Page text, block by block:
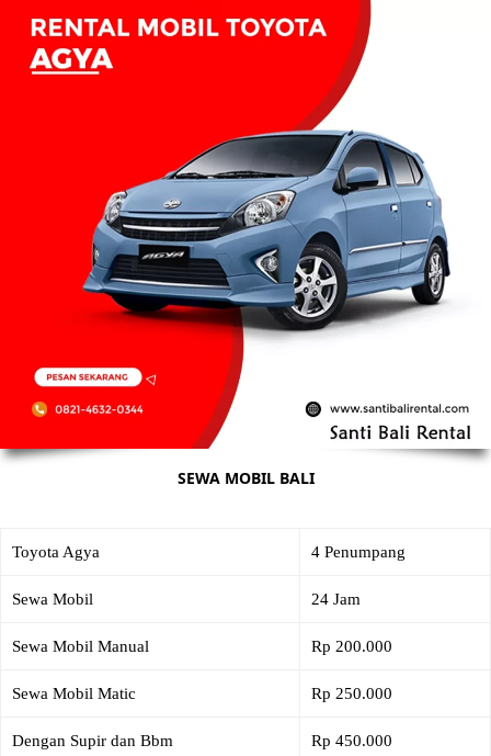
SEWA MOBIL BALI
Toyota Agya 4 Penumpang
Sewa Mobil 24 Jam
Sewa Mobil Manual Rp 200.000
Sewa Mobil Matic Rp 250.000
Dengan Supir dan Bbm Rp 450.000